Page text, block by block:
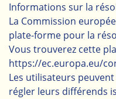
Informations sur la
La Commission
plate-forme pour la
Vous trouverez cette
https://ec.europa.eu/
Les utilisateurs
régler leurs différends